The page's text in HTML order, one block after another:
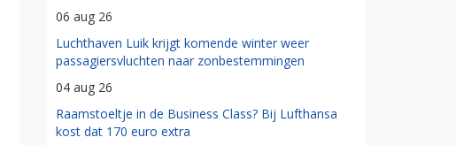
06 aug 26
Luchthaven Luik krijgt komende winter weer
passagiersvluchten naar zonbestemmingen
04 aug 26
Raamstoeltje in de Business Class? Bij Lufthansa
kost dat 170 euro extra